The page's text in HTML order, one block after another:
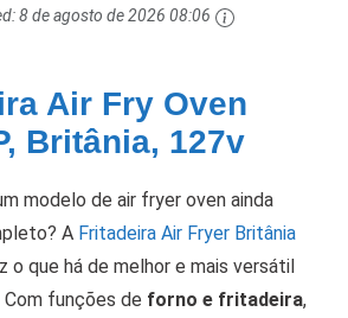
8 de agosto de 2026 08:06
Air Fry Oven
Britânia, 127v
modelo de air fryer oven ainda
A Fritadeira Air Fryer Britânia
o que há de melhor e mais versátil
Com funções de forno e fritadeira,